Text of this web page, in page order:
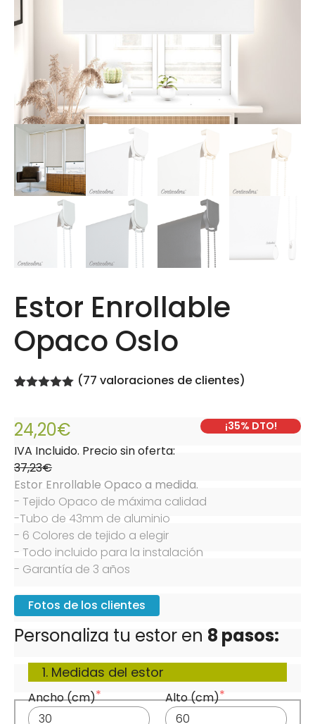
Estor Enrollable
Opaco Oslo
5 en base
a
de clientes
(77 valoraciones de clientes)
Desde:
24,20€
IVA Incluido. Precio sin oferta:
37,23€
¡35% DTO!
Estor Enrollable Opaco a medida.
- Tejido Opaco de máxima calidad
-Tubo de 43mm de aluminio
- 6 Colores de tejido a elegir
- Todo incluido para la instalación
- Garantía de 3 años
Fotos de los clientes
Personaliza tu estor en 8 pasos:
1. Medidas del estor
Ancho (cm) Alto (cm)